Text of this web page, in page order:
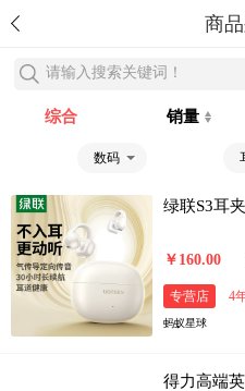
商
请输入搜索关键词！
综合 销量
数码
绿联S3耳
￥160.00
专营店 4
蚂蚁星球
得力高端